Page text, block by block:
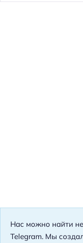
Нас можно найти
Telegram. Мы